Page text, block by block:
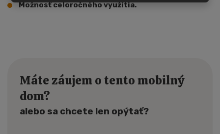
Možnosť celoročného využitia.
Máte záujem o tento mobilný
dom?
alebo sa chcete len opýtať?